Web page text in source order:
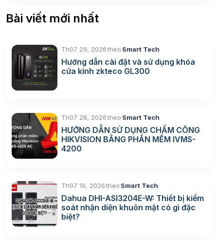
Bài viết mới nhất
Th07 29, 2026theo Smart Tech
Hướng dẫn cài đặt và sử dụng khóa
cửa kính zkteco GL300
Th07 28, 2026theo Smart Tech
HƯỚNG DẪN SỬ DỤNG CHẤM CÔNG
HIKVISION BẰNG PHẦN MỀM IVMS-
4200
Th07 19, 2026theo Smart Tech
Dahua DHI-ASI3204E-W: Thiết bị kiểm
soát nhận diện khuôn mặt có gì đặc
biệt?